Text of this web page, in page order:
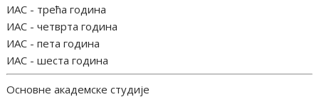
ИАС - трећа година
ИАС - четврта година
ИАС - пета година
ИАС - шеста година
Основне академске студије